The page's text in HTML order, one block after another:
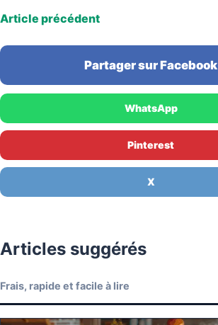
Article précédent
Partager sur Facebook
WhatsApp
Pinterest
X
Articles suggérés
Frais, rapide et facile à lire